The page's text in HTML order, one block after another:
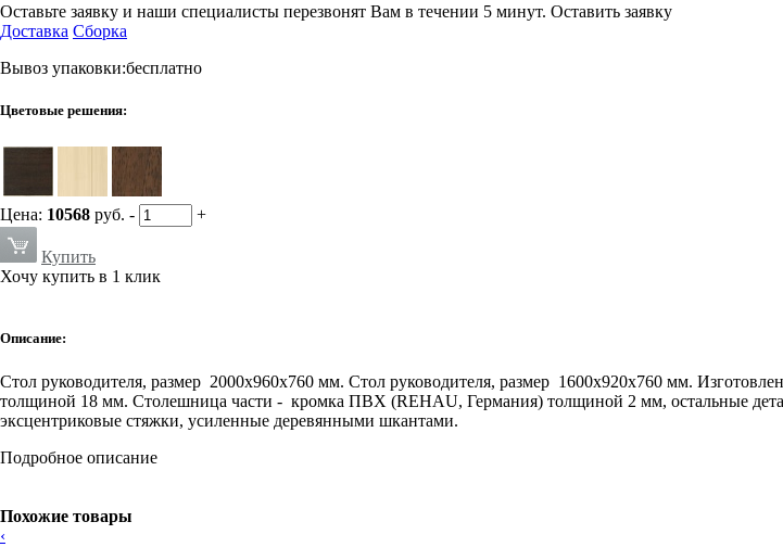
Оставьте заявку и наши специалисты перезвонят Вам в течении 5 минут. Оставить заявку
Доставка Сборка
Вывоз упаковки:бесплатно
Цветовые решения:
Цена: 10568 руб. - +
Купить
Хочу купить в 1 клик
Описание:
Стол руководителя, размер 2000х960х760 мм. Стол руководителя, размер 1600х920х760 мм.
толщиной 18 мм. Столешница части - кромка ПВХ (REHAU, Германия) толщиной 2 мм, остальные
эксцентриковые стяжки, усиленные деревянными шкантами.
Подробное описание
Похожие товары
‹